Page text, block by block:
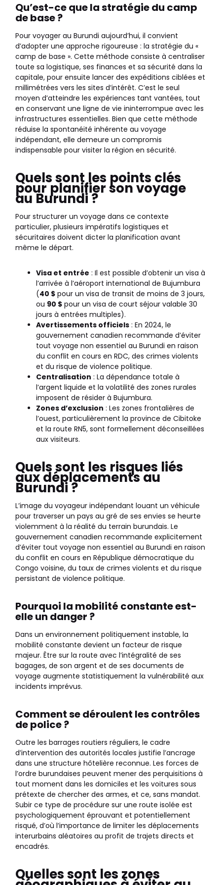
Qu’est-ce que la stratégie du camp
de base ?
Pour voyager au Burundi aujourd’hui, il convient
d’adopter une approche rigoureuse : la stratégie du «
camp de base ». Cette méthode consiste à centraliser
toute sa logistique, ses finances et sa sécurité dans la
capitale, pour ensuite lancer des expéditions ciblées et
millimétrées vers les sites d’intérêt. C’est le seul
moyen d’atteindre les expériences tant vantées, tout
en conservant une ligne de vie ininterrompue avec les
infrastructures essentielles. Bien que cette méthode
réduise la spontanéité inhérente au voyage
indépendant, elle demeure un compromis
indispensable pour visiter la région en sécurité.
Quels sont les points clés
pour planifier son voyage
au Burundi ?
Pour structurer un voyage dans ce contexte
particulier, plusieurs impératifs logistiques et
sécuritaires doivent dicter la planification avant
même le départ.
Visa et entrée : Il est possible d’obtenir un visa à
l’arrivée à l’aéroport international de Bujumbura
(40 $ pour un visa de transit de moins de 3 jours,
ou 90 $ pour un visa de court séjour valable 30
jours à entrées multiples).
Avertissements officiels : En 2024, le
gouvernement canadien recommande d’éviter
tout voyage non essentiel au Burundi en raison
du conflit en cours en RDC, des crimes violents
et du risque de violence politique.
Centralisation : La dépendance totale à
l’argent liquide et la volatilité des zones rurales
imposent de résider à Bujumbura.
Zones d’exclusion : Les zones frontalières de
l’ouest, particulièrement la province de Cibitoke
et la route RN5, sont formellement déconseillées
aux visiteurs.
Quels sont les risques liés
aux déplacements au
Burundi ?
L’image du voyageur indépendant louant un véhicule
pour traverser un pays au gré de ses envies se heurte
violemment à la réalité du terrain burundais. Le
gouvernement canadien recommande explicitement
d’éviter tout voyage non essentiel au Burundi en raison
du conflit en cours en République démocratique du
Congo voisine, du taux de crimes violents et du risque
persistant de violence politique.
Pourquoi la mobilité constante est-
elle un danger ?
Dans un environnement politiquement instable, la
mobilité constante devient un facteur de risque
majeur. Être sur la route avec l’intégralité de ses
bagages, de son argent et de ses documents de
voyage augmente statistiquement la vulnérabilité aux
incidents imprévus.
Comment se déroulent les contrôles
de police ?
Outre les barrages routiers réguliers, le cadre
d’intervention des autorités locales justifie l’ancrage
dans une structure hôtelière reconnue. Les forces de
l’ordre burundaises peuvent mener des perquisitions à
tout moment dans les domiciles et les voitures sous
prétexte de chercher des armes, et ce, sans mandat.
Subir ce type de procédure sur une route isolée est
psychologiquement éprouvant et potentiellement
risqué, d’où l’importance de limiter les déplacements
interurbains aléatoires au profit de trajets directs et
encadrés.
Quelles sont les zones